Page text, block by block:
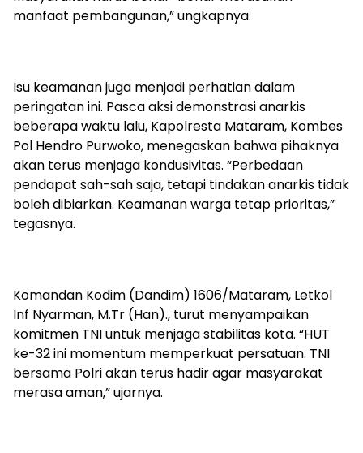
manfaat pembangunan,” ungkapnya.
Isu keamanan juga menjadi perhatian dalam
peringatan ini. Pasca aksi demonstrasi anarkis
beberapa waktu lalu, Kapolresta Mataram, Kombes
Pol Hendro Purwoko, menegaskan bahwa pihaknya
akan terus menjaga kondusivitas. “Perbedaan
pendapat sah-sah saja, tetapi tindakan anarkis tidak
boleh dibiarkan. Keamanan warga tetap prioritas,”
tegasnya.
Komandan Kodim (Dandim) 1606/Mataram, Letkol
Inf Nyarman, M.Tr (Han)., turut menyampaikan
komitmen TNI untuk menjaga stabilitas kota. “HUT
ke-32 ini momentum memperkuat persatuan. TNI
bersama Polri akan terus hadir agar masyarakat
merasa aman,” ujarnya.